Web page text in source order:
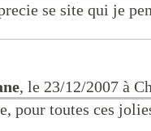
se site qui je
, le 23/12/2007 à
pour toutes ces